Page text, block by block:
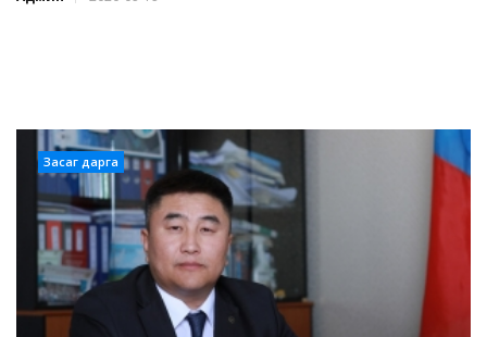
Засаг дарга